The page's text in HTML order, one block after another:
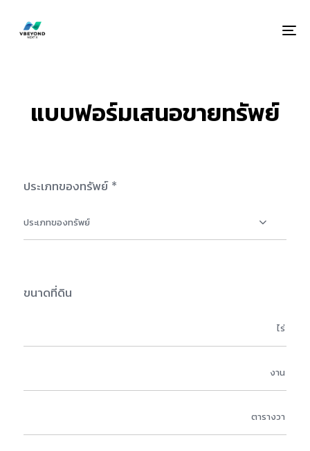
แบบฟอร์มเสนอขายทรัพย์
ประเภทของทรัพย์ *
ประเภทของทรัพย์
ขนาดที่ดิน